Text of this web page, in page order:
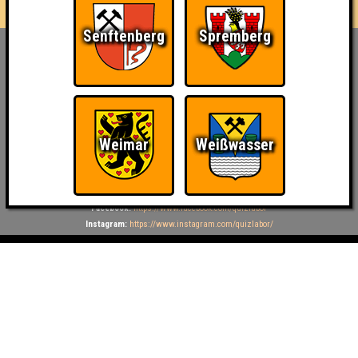
Inhaber & Geschäftsführer:
Sandower Straße 56
info@quizlabor.de
Impressum:
Impressum
Datenschutz:Datenschutzerklärung
Facebook: https://www.facebook.com/quizlabor
Instagram: https://www.instagram.com/quizlabor/
Senftenberg Spremberg
Weimar Weißwasser